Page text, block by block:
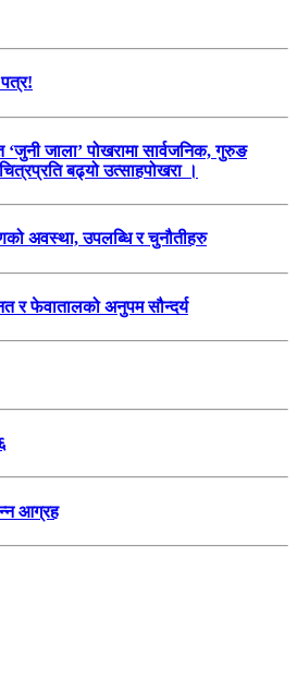
जाला’ पोखरामा सार्वजनिक, गुरुङ
बढ्यो उत्साहपोखरा ।
अवस्था, उपलब्धि र चुनौतीहरु
र फेवातालको अनुपम सौन्दर्य
आग्रह